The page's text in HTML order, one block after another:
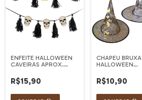
ENFEITE HALLOWEEN
CAVEIRAS APROX.
R$15,90
CHAPEU BRUXA
HALLOWEEN
R$10,90